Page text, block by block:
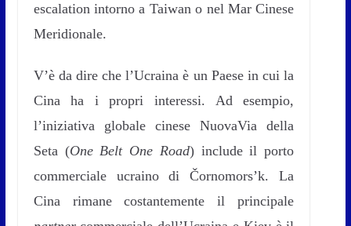
escalation intorno a Taiwan o nel Mar Cinese
Meridionale.
V’è da dire che l’Ucraina è un Paese in cui la
Cina ha i propri interessi. Ad esempio,
l’iniziativa globale cinese NuovaVia della
Seta (One Belt One Road) include il porto
commerciale ucraino di Čornomors’k. La
Cina rimane costantemente il principale